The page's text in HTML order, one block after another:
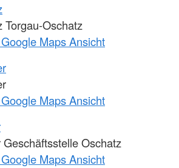
Torgau-Oschatz
Maps Ansicht
Maps Ansicht
Oschatz
Maps Ansicht